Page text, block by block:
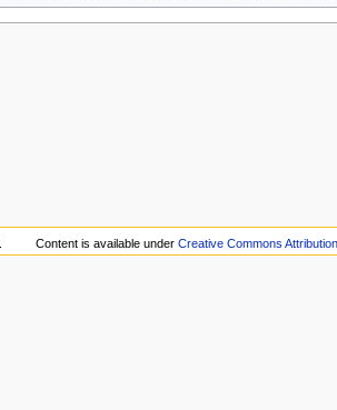
Content is available under Creative Commons